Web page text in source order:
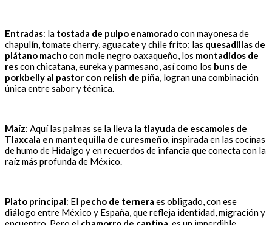
Entradas: la tostada de pulpo enamoradocon mayonesa de
chapulín, tomate cherry, aguacate y chile frito; las quesadillas de
plátano machocon mole negro oaxaqueño, los montadidos de
rescon chicatana, eureka y parmesano, así como los buns de
porkbelly al pastor con relish de piña, logran una combinación
única entre sabor y técnica.
Maíz: Aquí las palmas se la lleva la tlayuda de escamoles de
Tlaxcala en mantequilla de curesmeño, inspirada en las cocinas
de humo de Hidalgo y en recuerdos de infancia que conecta con la
raíz más profunda de México.
Plato principal: El pecho de ternera es obligado, con ese
diálogo entre México y España, que refleja identidad, migración y